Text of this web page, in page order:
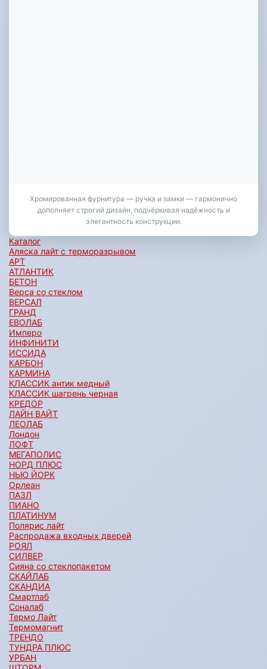
Хромированная фурнитура — ручка и замки — гармонично
дополняет строгий дизайн, подчёркивая надёжность и
элегантность конструкции.
Каталог
Аляска лайт с терморазрывом
АРТ
АТЛАНТИК
БЕТОН
Верса со стеклом
ВЕРСАЛ
ГРАНД
ЕВОЛАБ
Имперо
ИНФИНИТИ
ИССИДА
КАРБОН
КАРМИНА
КЛАССИК антик медный
КЛАССИК шагрень черная
КРЕДОР
ЛАЙН ВАЙТ
ЛЕОЛАБ
Лондон
ЛОФТ
МЕГАПОЛИС
НОРД ПЛЮС
НЬЮ ЙОРК
Орлеан
ПАЗЛ
ПИАНО
ПЛАТИНУМ
Полярис лайт
Распродажа входных дверей
РОЯЛ
СИЛВЕР
Сияна со стеклопакетом
СКАЙЛАБ
СКАНДИA
Смартлаб
Соналаб
Термо Лайт
Термомагнит
ТРЕНДО
ТУНДРА ПЛЮС
УРБАН